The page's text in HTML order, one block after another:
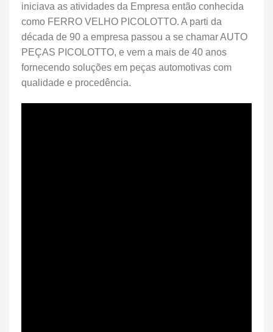
iniciava as atividades da Empresa então conhecida
como FERRO VELHO PICOLOTTO. A parti da
década de 90 a empresa passou a se chamar AUTO
PEÇAS PICOLOTTO, e vem a mais de 40 anos
fornecendo soluções em peças automotivas com
qualidade e procedência.